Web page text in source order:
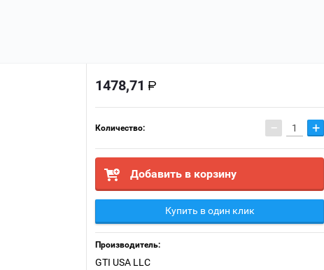
1478,71
Количество: − +
Добавить в корзину
Купить в один клик
Производитель:
GTI USA LLC